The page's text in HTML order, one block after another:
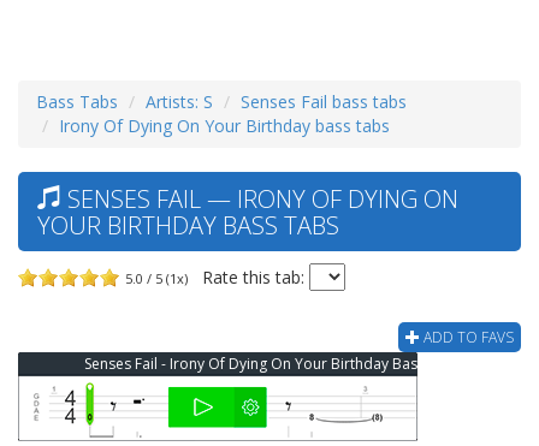
Bass Tabs Artists: S
Senses Fail bass tabs
Irony Of Dying On Your Birthday bass tabs
SENSES FAIL — IRONY OF DYING ON
YOUR BIRTHDAY BASS TABS
5.0 / 5 (1x) Rate this tab:
ADD TO FAVS
Senses Fail - Irony Of Dying On Your Birthday Bass Tab